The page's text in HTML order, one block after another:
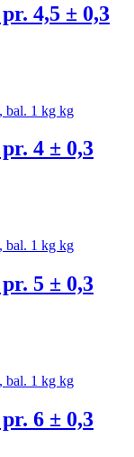
4,5 ± 0,3
4 ± 0,3
5 ± 0,3
6 ± 0,3